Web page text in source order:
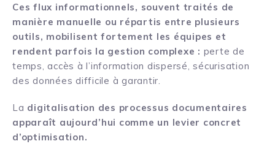
Ces flux informationnels, souvent traités de
manière manuelle ou répartis entre plusieurs
outils, mobilisent fortement les équipes et
rendent parfois la gestion complexe : perte de
temps, accès à l’information dispersé, sécurisation
des données difficile à garantir.
La digitalisation des processus documentaires
apparaît aujourd’hui comme un levier concret
d’optimisation.